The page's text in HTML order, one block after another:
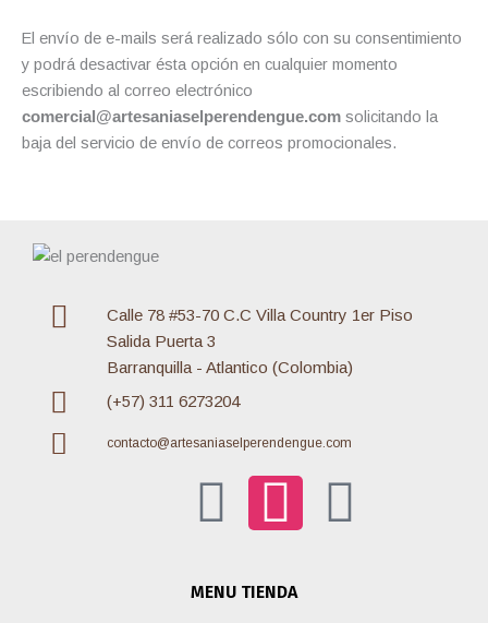
El envío de e-mails será realizado sólo con su consentimiento
y podrá desactivar ésta opción en cualquier momento
escribiendo al correo electrónico
comercial@artesaniaselperendengue.com solicitando la
baja del servicio de envío de correos promocionales.
Calle 78 #53-70 C.C Villa Country 1er Piso
Salida Puerta 3
Barranquilla - Atlantico (Colombia)
(+57) 311 6273204
contacto@artesaniaselperendengue.com
F
a
I
n
W
MENU TIENDA